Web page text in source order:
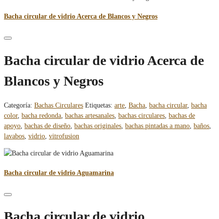
Bacha circular de vidrio Acerca de Blancos y Negros
Bacha circular de vidrio Acerca de
Blancos y Negros
Categoría: Bachas Circulares Etiquetas: arte, Bacha, bacha circular, bacha
color, bacha redonda, bachas artesanales, bachas circulares, bachas de
apoyo, bachas de diseño, bachas originales, bachas pintadas a mano, baños,
lavabos, vidrio, vitrofusion
Bacha circular de vidrio Aguamarina